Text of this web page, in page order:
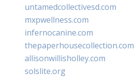
untamedcollectivesd.com
mxpwellness.com
infernocanine.com
thepaperhousecollection.com
allisonwillisholley.com
solslite.org